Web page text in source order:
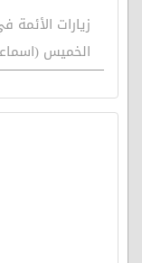
زيارات
الخميس